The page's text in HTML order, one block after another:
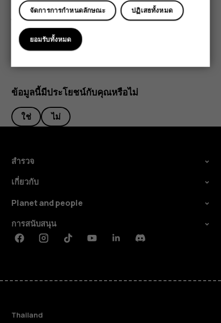
นอกจากนี้ คุณยังสามารถเลือกคำที่ใช้ค้นหาจากผลลัพธ์ที่ตรงกัน
ได้ด้วย
ข้อมูลนี้มีประโยชน์กับคุณหรือไม่
ใช่ ไม่
สำรวจ
เกี่ยวกับ
Planet and people
การสนับสนุน
FacebookInstagramTiktokYoutubeLinkedinDiscord
Thailand
ปฏิเสธทั้งหมด
จัดการการกำหนดลักษณะ
ยอมรับทั้งหมด